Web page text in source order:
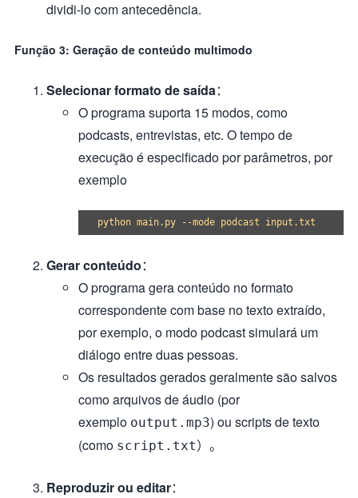
dividi-lo com antecedência.
Função 3: Geração de conteúdo multimodo
Selecionar formato de saída：
O programa suporta 15 modos, como
podcasts, entrevistas, etc. O tempo de
execução é especificado por parâmetros, por
exemplo
Gerar conteúdo：
O programa gera conteúdo no formato
correspondente com base no texto extraído,
por exemplo, o modo podcast simulará um
diálogo entre duas pessoas.
Os resultados gerados geralmente são salvos
como arquivos de áudio (por
exemplo output.mp3) ou scripts de texto
(como script.txt）。
Reproduzir ou editar：